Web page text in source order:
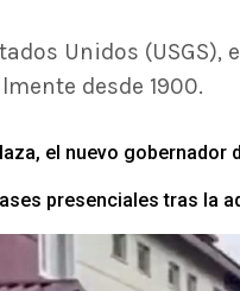
Unidos
desde 1900.
el nuevo gobernador
presenciales tras la